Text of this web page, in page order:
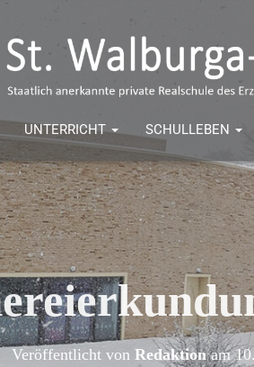
UNTERRICHT SCHULLEBEN
Veröffentlicht vonRedaktionam